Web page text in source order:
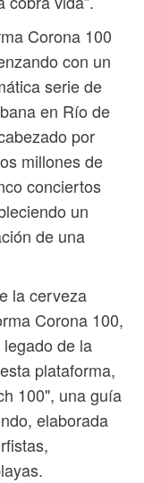
Corona 100
con un
serie de
en Río de
por
millones de
conciertos
un
de una
la cerveza
Corona 100,
de la
plataforma,
100", una guía
elaborada